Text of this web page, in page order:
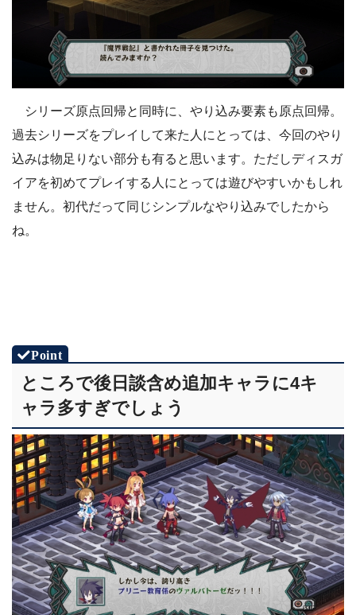
シリーズ原点回帰と同時に、やり込み要素も原点回帰。
過去シリーズをプレイして来た人にとっては、今回のやり
込みは物足りない部分も有ると思います。ただしディスガ
イアを初めてプレイする人にとっては遊びやすいかもしれ
ません。初代だって同じシンプルなやり込みでしたから
ね。
ところで後日談含め追加キャラに4キ
ャラ多すぎでしょう